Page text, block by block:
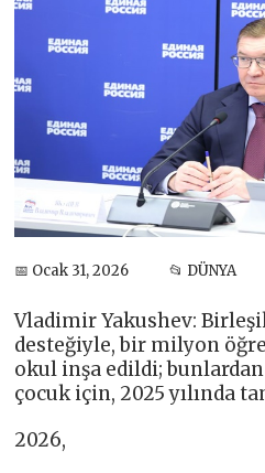
📅 Ocak 31, 2026 📂 DÜNYA
Vladimir Yakushev:
desteğiyle, bir milyon
okul inşa edildi; bunlardan
çocuk için, 2025 yılında
2026,